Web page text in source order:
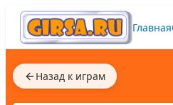
Главная
Назад к играм